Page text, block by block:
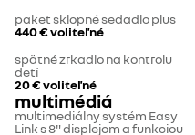
paket sklopné sedadlo plus
440 €voliteľné
spätné zrkadlo na kontrolu
detí
20 €voliteľné
multimédiá
multimediálny systém Easy
Link s 8" displejom a funkciou